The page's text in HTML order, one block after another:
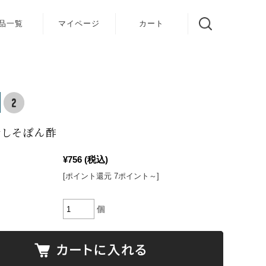
一覧 マイページ カート
そぽん酢
¥756 (税込)
[ポイント還元 7ポイント～]
個